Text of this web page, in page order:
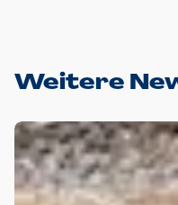
Weitere